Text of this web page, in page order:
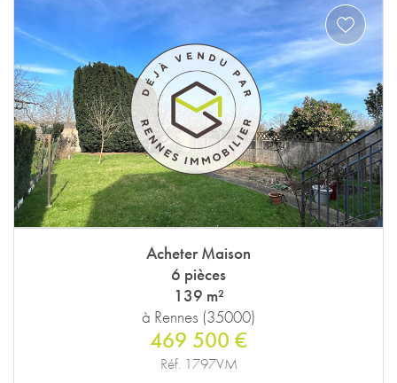
Acheter Maison
6 pièces
139 m²
à Rennes (35000)
469 500 €
Réf. 1797VM